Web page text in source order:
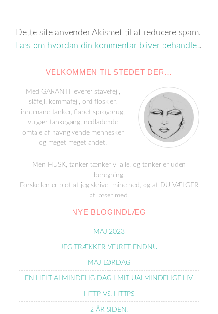
Dette site anvender Akismet til at reducere spam.
Læs om hvordan din kommentar bliver behandlet.
VELKOMMEN TIL STEDET DER…
Med GARANTI leverer stavefejl,
slåfejl, kommafejl, ord floskler,
inhumane tanker, flabet sprogbrug,
vulgær tankegang, nedladende
omtale af navngivende mennesker
og meget meget andet.
Men HUSK, tanker tænker vi alle, og tanker er uden
beregning.
Forskellen er blot at jeg skriver mine ned, og at DU VÆLGER
at læser med.
NYE BLOGINDLÆG
MAJ 2023
JEG TRÆKKER VEJRET ENDNU
MAJ LØRDAG
EN HELT ALMINDELIG DAG I MIT UALMINDELIGE LIV.
HTTP VS. HTTPS
2 ÅR SIDEN.